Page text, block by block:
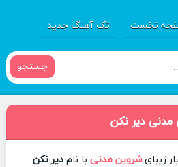
نخست تک آهنگ جدید
جستجو
مدنی دیر نکن
زیبایشروین مدنی با نامدیر نکن